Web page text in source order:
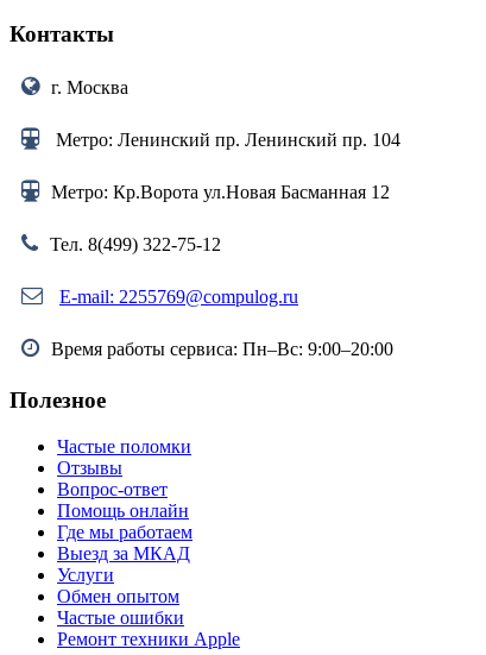
Контакты
г. Москва
Метро: Ленинский пр. Ленинский пр. 104
Метро: Кр.Ворота ул.Новая Басманная 12
Тел. 8(499) 322-75-12
E-mail: 2255769@compulog.ru
Время работы сервиса: Пн–Вс: 9:00–20:00
Полезное
Частые поломки
Отзывы
Вопрос-ответ
Помощь онлайн
Где мы работаем
Выезд за МКАД
Услуги
Обмен опытом
Частые ошибки
Ремонт техники Apple